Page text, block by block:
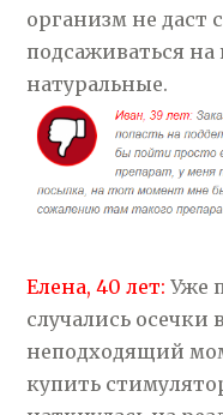
организм не даст
подсаживаться
натуральные.
Елена, 40 лет:Уже
случались осечки
неподходящий
купить